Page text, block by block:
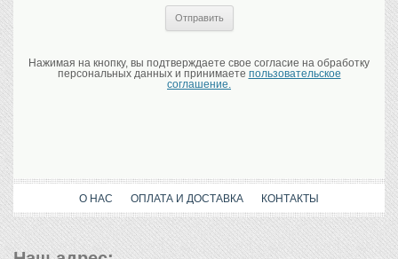
Нажимая на кнопку, вы подтверждаете свое согласие на обработку
персональных данных и принимаете пользовательское
соглашение.
О НАС ОПЛАТА И ДОСТАВКА КОНТАКТЫ